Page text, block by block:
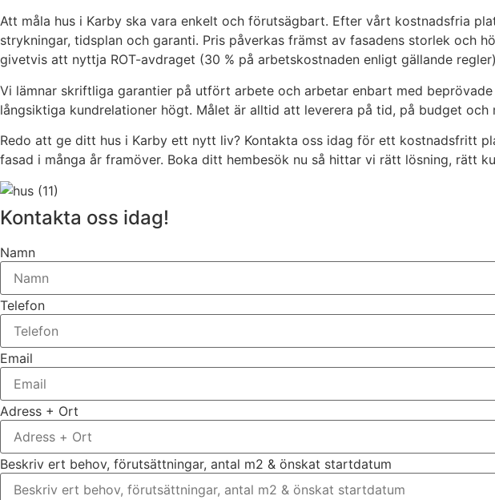
Att måla hus i Karby ska vara enkelt och förutsägbart. Efter vårt kostnadsfria
strykningar, tidsplan och garanti. Pris påverkas främst av fasadens storlek och
givetvis att nyttja ROT-avdraget (30 % på arbetskostnaden enligt gällande
Vi lämnar skriftliga garantier på utfört arbete och arbetar enbart med
långsiktiga kundrelationer högt. Målet är alltid att leverera på tid, på budget
Redo att ge ditt hus i Karby ett nytt liv? Kontakta oss idag för ett kostnadsfritt
fasad i många år framöver. Boka ditt hembesök nu så hittar vi rätt lösning, rätt
Kontakta oss idag!
Namn
Telefon
Email
Adress + Ort
Beskriv ert behov, förutsättningar, antal m2 & önskat startdatum